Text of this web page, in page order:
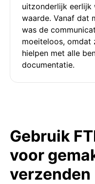
uitzonderlijk eerlijk
waarde. Vanaf dat
was de
moeiteloos, omdat
hielpen met alle
documentatie.
Gebruik
voor
verzenden